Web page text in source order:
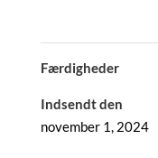
Færdigheder
Indsendt den
november 1, 2024